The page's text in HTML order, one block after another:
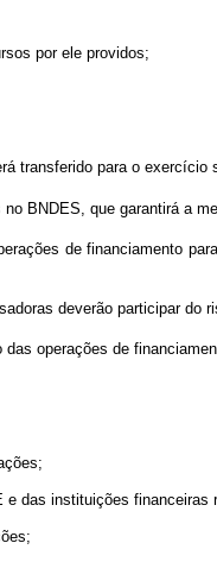
por ele providos;
transferido para o exercício
BNDES, que garantirá a
de financiamento
deverão participar do
operações de
das instituições financeiras